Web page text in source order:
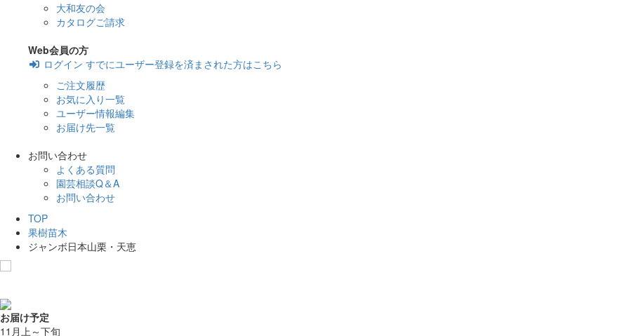
大和友の会
カタログご請求
Web会員の方
ログイン すでにユーザー登録を済まされた方はこちら
ご注文履歴
お気に入り一覧
ユーザー情報編集
お届け先一覧
お問い合わせ
よくある質問
園芸相談Q＆A
お問い合わせ
TOP
果樹苗木
ジャンボ日本山栗・天恵
お届け予定
11月上～下旬